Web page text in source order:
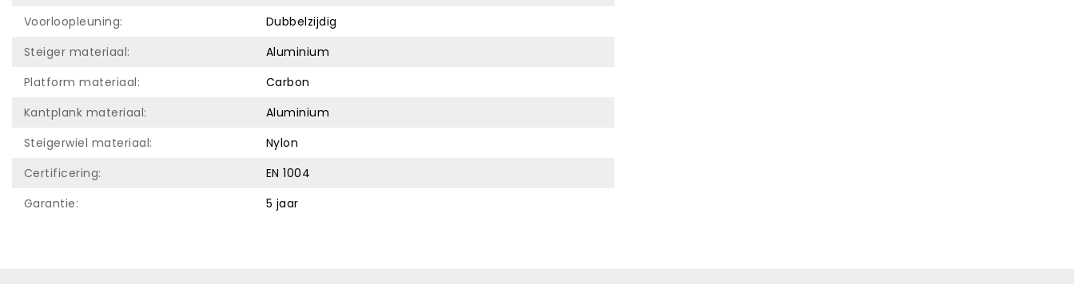
Voorloopleuning:
Dubbelzijdig
Steiger materiaal:
Aluminium
Platform materiaal:
Carbon
Kantplank materiaal:
Aluminium
Steigerwiel materiaal:
Nylon
Certificering:
EN 1004
Garantie:
5 jaar